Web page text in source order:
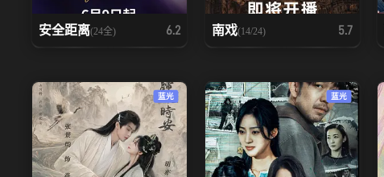
安全距离(24全) 6.2 南戏(14/24) 5.7
蓝光 蓝光